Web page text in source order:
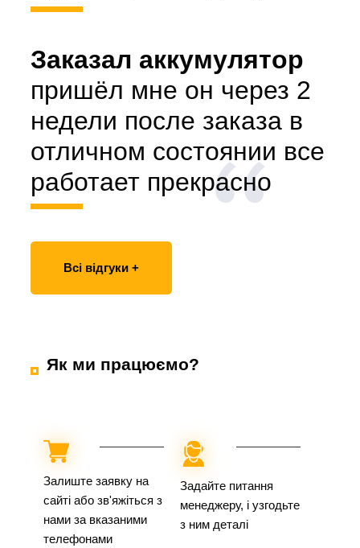
Заказал аккумулятор
пришёл мне он через 2
недели после заказа в
отличном состоянии все
работает прекрасно
Всі відгуки +
Як ми працюємо?
Залиште заявку на
сайті або зв'яжіться з
нами за вказаними
телефонами
Задайте питання
менеджеру, і узгодьте
з ним деталі